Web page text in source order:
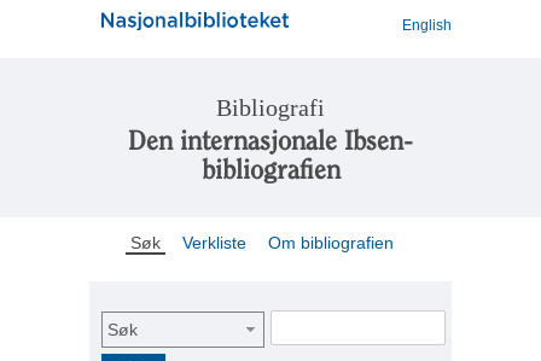
English
Bibliografi
Den internasjonale Ibsen-
bibliografien
Søk Verkliste Om bibliografien
Søk